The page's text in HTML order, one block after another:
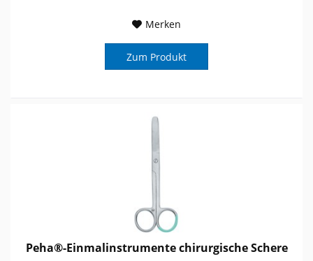
Merken
Zum Produkt
Peha®-Einmalinstrumente chirurgische Schere